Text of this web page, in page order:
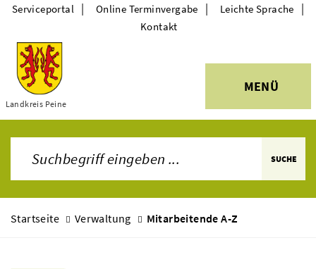
Themen
Landkreis Peine
MENÜ
Serviceportal | Online Terminvergabe | Leichte Sprache |
Kontakt
SUCHE
Startseite Verwaltung Mitarbeitende A-Z